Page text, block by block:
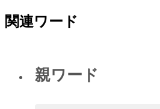
関連ワード
親ワード